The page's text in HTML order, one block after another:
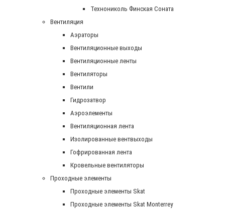
Технониколь Финская Соната
Вентиляция
Аэраторы
Вентиляционные выходы
Вентиляционные ленты
Вентиляторы
Вентили
Гидрозатвор
Аэроэлементы
Вентиляционная лента
Изолированные вентвыходы
Гофрированная лента
Кровельные вентиляторы
Проходные элементы
Проходные элементы Skat
Проходные элементы Skat Monterrey